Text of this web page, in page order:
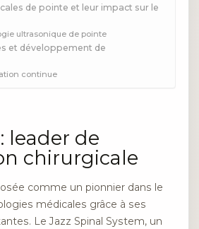
de pointe et leur impact sur le
ultrasonique de pointe
et développement de
continue
leader de
chirurgicale
comme un pionnier dans le
médicales grâce à ses
Le Jazz Spinal System, un